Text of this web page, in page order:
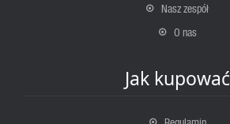
Nasz zespół
O nas
Jak kupować